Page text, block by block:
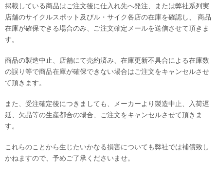
掲載している商品はご注文後に仕入れ先へ発注、または弊社系列実
店舗のサイクルスポット及びル・サイク各店の在庫を確認し、 商品
在庫が確保できる場合のみ、ご注文確定メールを送信させて頂きま
す。
商品の製造中止、店舗にて売約済み、在庫更新不具合による在庫数
の誤り等で商品在庫が確保できない場合はご注文をキャンセルさせ
て頂きます。
また、受注確定後につきましても、メーカーより製造中止、入荷遅
延、欠品等の生産都合の場合、ご注文をキャンセルさせて頂きま
す。
これらのことから生じたいかなる損害についても弊社では補償致し
かねますので、予めご了承くださいませ。